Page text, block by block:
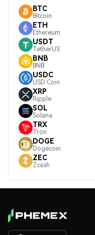
BTC
Bitcoin
ETH
Ethereum
USDT
TetherUS
BNB
BNB
USDC
USD Coin
XRP
Ripple
SOL
Solana
TRX
Tron
DOGE
Dogecoin
ZEC
Zcash